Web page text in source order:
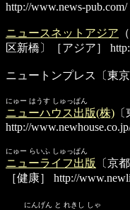
http://www.news-pub.com/
ニュースネットアジア
区新橋〕［アジア］
ニュートンプレス 〔東
にゅー はうす しゅっぱん
ニューハウス出版(株)
http://
にゅー らいふ しゅっぱん
ニューライフ出版
〔京
［健康］
http://
にんげん と れきし しゃ